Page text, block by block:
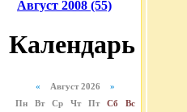
Август 2008 (55)
Календарь
« Август 2026 »
Пн
Вт Ср Чт Пт Сб
Вс